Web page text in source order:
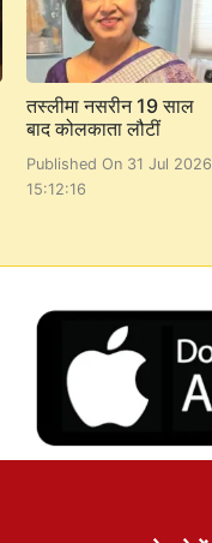
तस्लीमा नसरीन 19 साल
बाद कोलकाता लौटीं
Published On 31 Jul 2026
15:12:16